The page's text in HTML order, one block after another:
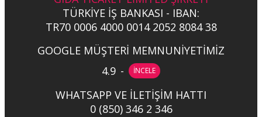
TÜRKİYE İŞ BANKASI - IBAN:
TR70 0006 4000 0014 2052 8084 38
GOOGLE MÜŞTERİ MEMNUNİYETİMİZ
4.9 - İNCELE
WHATSAPP VE İLETİŞİM HATTI
0 (850) 346 2 346